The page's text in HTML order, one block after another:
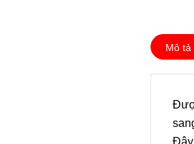
Mô tả
Đây